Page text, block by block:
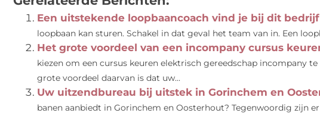
Een uitstekende loopbaancoach vind je bij dit bedrijf
loopbaan kan sturen. Schakel in dat geval het team van in. Een
Het grote voordeel van een incompany cursus
kiezen om een cursus keuren elektrisch gereedschap incompany
grote voordeel daarvan is dat uw...
Uw uitzendbureau bij uitstek in Gorinchem en
banen aanbiedt in Gorinchem en Oosterhout? Tegenwoordig zijn